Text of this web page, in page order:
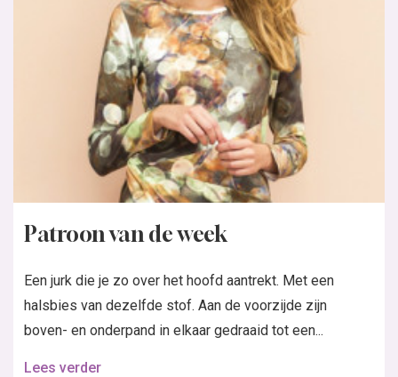
Patroon van de week
Een jurk die je zo over het hoofd aantrekt. Met een
halsbies van dezelfde stof. Aan de voorzijde zijn
boven- en onderpand in elkaar gedraaid tot een...
Lees verder